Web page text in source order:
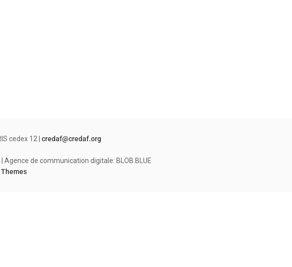
cedex 12 | credaf@credaf.org
de communication digitale: BLOB.BLUE
Themes